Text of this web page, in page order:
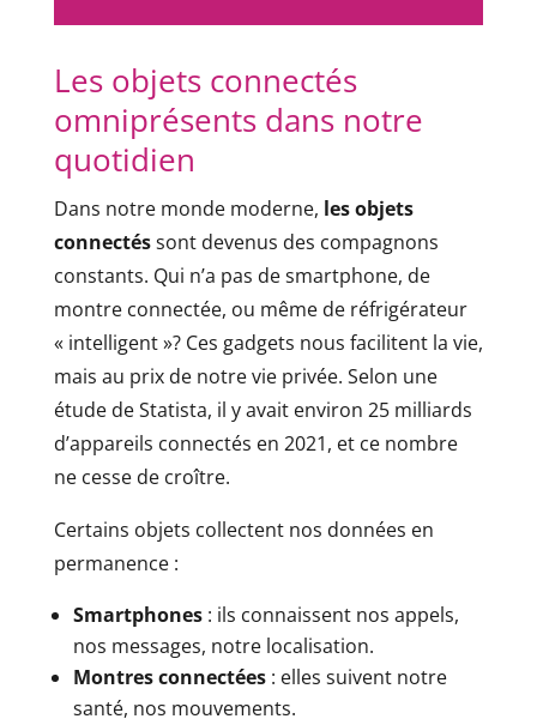
Les objets connectés
omniprésents dans notre
quotidien
Dans notre monde moderne, les objets
connectéssont devenus des compagnons
constants. Qui n’a pas de smartphone, de
montre connectée, ou même de réfrigérateur
« intelligent »? Ces gadgets nous facilitent la vie,
mais au prix de notre vie privée. Selon une
étude de Statista, il y avait environ 25 milliards
d’appareils connectés en 2021, et ce nombre
ne cesse de croître.
Certains objets collectent nos données en
permanence :
Smartphones: ils connaissent nos appels,
nos messages, notre localisation.
Montres connectées: elles suivent notre
santé, nos mouvements.